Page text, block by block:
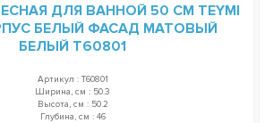
ДЛЯ ВАННОЙ 50 СМ TEYMI
БЕЛЫЙ ФАСАД МАТОВЫЙ
БЕЛЫЙ T60801
Артикул : T60801
Ширина, см : 50.3
Высота, см : 50.2
Глубина, см : 46